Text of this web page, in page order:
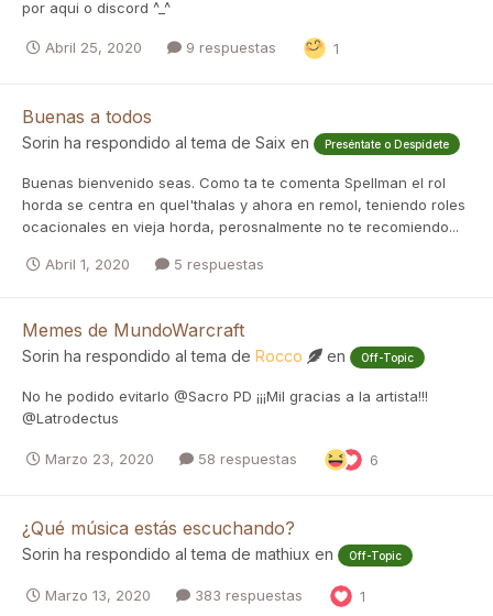
por aqui o discord ^_^
Abril 25, 2020 9 respuestas 1
Buenas a todos
Sorin ha respondido al tema de Saix en Preséntate o Despídete
Buenas bienvenido seas. Como ta te comenta Spellman el rol
horda se centra en quel'thalas y ahora en remol, teniendo roles
ocacionales en vieja horda, perosnalmente no te recomiendo...
Abril 1, 2020 5 respuestas
Memes de MundoWarcraft
Sorin ha respondido al tema de Rocco en Off-Topic
No he podido evitarlo @Sacro PD ¡¡¡Mil gracias a la artista!!!
@Latrodectus
Marzo 23, 2020 58 respuestas 6
¿Qué música estás escuchando?
Sorin ha respondido al tema de mathiux en Off-Topic
Marzo 13, 2020 383 respuestas 1